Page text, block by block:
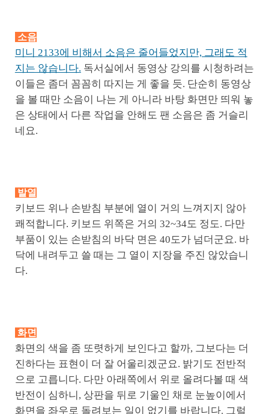
소음
미니 2133에 비해서 소음은 줄어들었지만, 그래도 적
지는 않습니다. 독서실에서 동영상 강의를 시청하려는
이들은 좀더 꼼꼼히 따지는 게 좋을 듯. 단순히 동영상
을 볼 때만 소음이 나는 게 아니라 바탕 화면만 띄워 놓
은 상태에서 다른 작업을 안해도 팬 소음은 좀 거슬리
네요.
발열
키보드 위나 손받침 부분에 열이 거의 느껴지지 않아
쾌적합니다. 키보드 위쪽은 거의 32~34도 정도. 다만
부품이 있는 손받침의 바닥 면은 40도가 넘더군요. 바
닥에 내려두고 쓸 때는 그 열이 지장을 주진 않았습니
다.
화면
화면의 색을 좀 또렷하게 보인다고 할까, 그보다는 더
진하다는 표현이 더 잘 어울리겠군요. 밝기도 전반적
으로 고릅니다. 다만 아래쪽에서 위로 올려다볼 때 색
반전이 심하니, 상판을 뒤로 기울인 채로 눈높이에서
화면을 좌우로 돌려보는 일이 없기를 바랍니다. 그럴